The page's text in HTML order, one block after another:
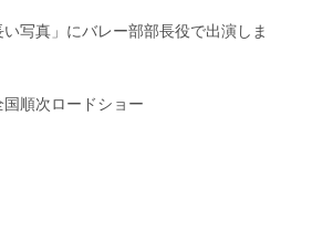
写真」にバレー部部長役で出演しま
順次ロードショー